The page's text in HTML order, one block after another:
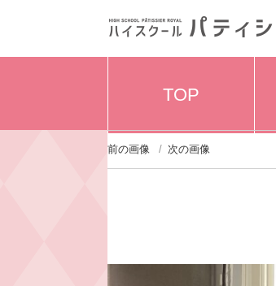
TOP
前の画像 次の画像